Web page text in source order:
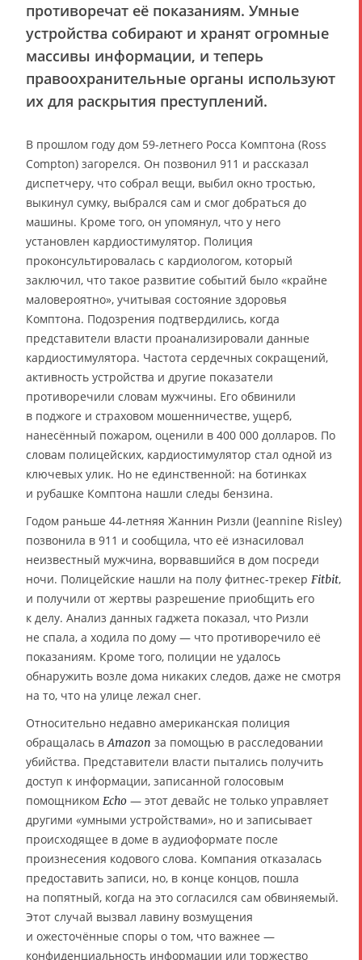
противоречат её показаниям. Умные
устройства собирают и хранят огромные
массивы информации, и теперь
правоохранительные органы используют
их для раскрытия преступлений.
В прошлом году дом 59-летнего Росса Комптона (Ross
Compton) загорелся. Он позвонил 911 и рассказал
диспетчеру, что собрал вещи, выбил окно тростью,
выкинул сумку, выбрался сам и смог добраться до
машины. Кроме того, он упомянул, что у него
установлен кардиостимулятор. Полиция
проконсультировалась с кардиологом, который
заключил, что такое развитие событий было «крайне
маловероятно», учитывая состояние здоровья
Комптона. Подозрения подтвердились, когда
представители власти проанализировали данные
кардиостимулятора. Частота сердечных сокращений,
активность устройства и другие показатели
противоречили словам мужчины. Его обвинили
в поджоге и страховом мошенничестве, ущерб,
нанесённый пожаром, оценили в 400 000 долларов. По
словам полицейских, кардиостимулятор стал одной из
ключевых улик. Но не единственной: на ботинках
и рубашке Комптона нашли следы бензина.
Годом раньше 44-летняя Жаннин Ризли (Jeannine Risley)
позвонила в 911 и сообщила, что её изнасиловал
неизвестный мужчина, ворвавшийся в дом посреди
ночи. Полицейские нашли на полу фитнес-трекер Fitbit,
и получили от жертвы разрешение приобщить его
к делу. Анализ данных гаджета показал, что Ризли
не спала, а ходила по дому — что противоречило её
показаниям. Кроме того, полиции не удалось
обнаружить возле дома никаких следов, даже не смотря
на то, что на улице лежал снег.
Относительно недавно американская полиция
обращалась вAmazon за помощью в расследовании
убийства. Представители власти пытались получить
доступ к информации, записанной голосовым
помощником Echo — этот девайс не только управляет
другими «умными устройствами», но и записывает
происходящее в доме в аудиоформате после
произнесения кодового слова. Компания отказалась
предоставить записи, но, в конце концов, пошла
на попятный, когда на это согласился сам обвиняемый.
Этот случай вызвал лавину возмущения
и ожесточённые споры о том, что важнее —
конфиденциальность информации или торжество